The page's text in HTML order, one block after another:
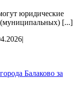
юридические
(муниципальных) [...]
|
Балаково за